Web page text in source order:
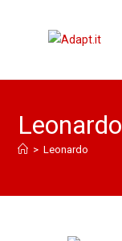
Leonardo
> Leonardo